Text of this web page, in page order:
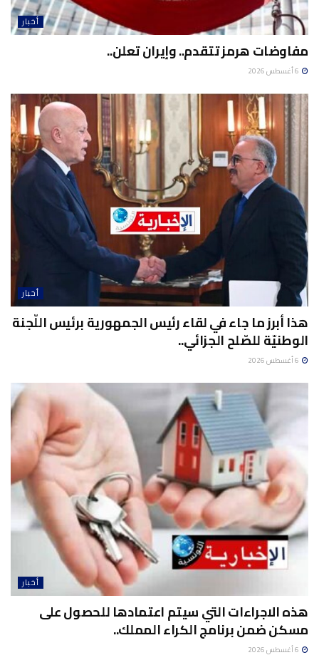
أخبار
مفاوضات هرمز تتقدم.. وإيران تعلن..
أخبار
هذا أبرز ما جاء في لقاء رئيس الجمهورية برئيس اللّجنة
الوطنيّة للصّلح الجزائي..
أخبار
هذه الاجراءات التي سيتم اعتمادها للحصول على
مسكن ضمن برنامج الكراء المملك..